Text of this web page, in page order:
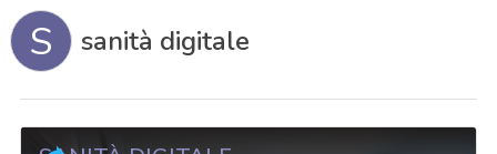
S sanità digitale